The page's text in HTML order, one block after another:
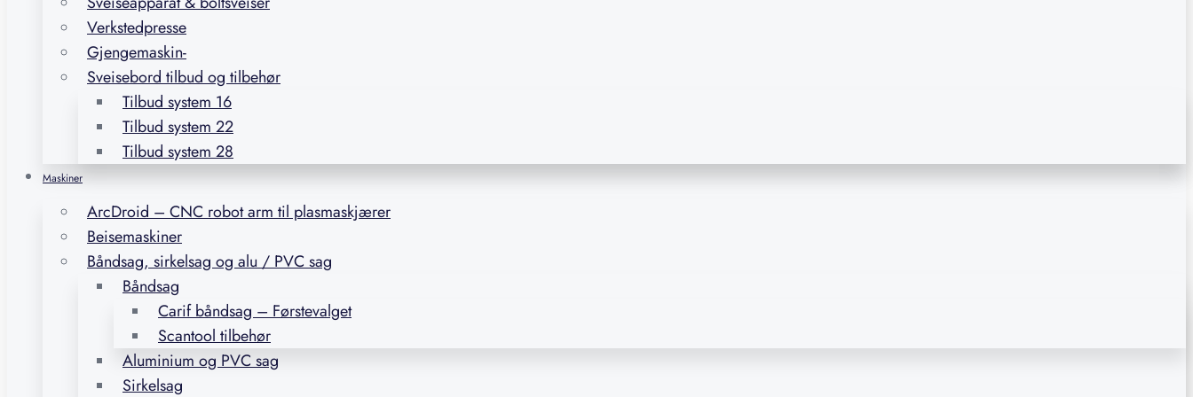
Verkstedpresse
Gjengemaskin-
Sveisebord tilbud og tilbehør
Tilbud system 16
Tilbud system 22
Tilbud system 28
Maskiner
ArcDroid – CNC robot arm til plasmaskjærer
Beisemaskiner
Båndsag, sirkelsag og alu / PVC sag
Båndsag
Carif båndsag – Førstevalget
Scantool tilbehør
Aluminium og PVC sag
Sirkelsag